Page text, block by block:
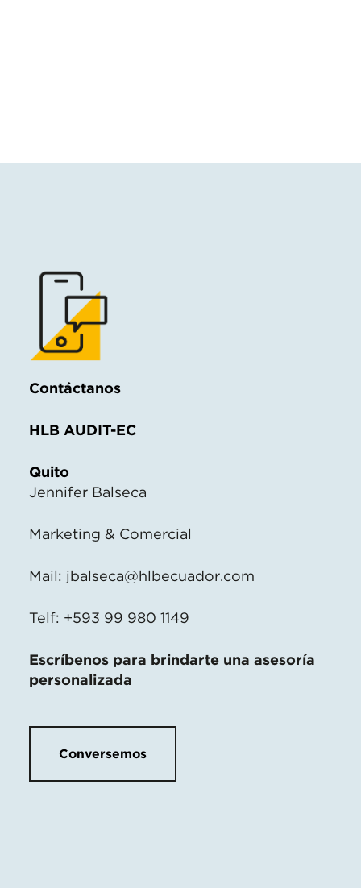
Contáctanos
HLB AUDIT-EC
Quito
Jennifer Balseca
Marketing & Comercial
Mail: jbalseca@hlbecuador.com
Telf: +593 99 980 1149
Escríbenos para brindarte una asesoría
personalizada
Conversemos